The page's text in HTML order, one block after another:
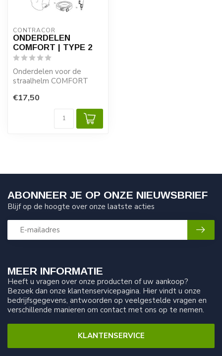
CONTRACOR
ONDERDELEN
COMFORT | TYPE 2
Onderdelen voor de
straalhelm COMFORT
€17,50
MEER INFORMATIE
Heeft u vragen over onze producten of uw aankoop?
Bezoek dan onze klantenservicepagina. Hier vindt u onze
bedrijfsgegevens, antwoorden op veelgestelde vragen en
verschillende manieren om contact met ons op te nemen.
KLANTENSERVICE
ABONNEER JE OP ONZE NIEUWSBRIEF
Blijf op de hoogte over onze laatste acties